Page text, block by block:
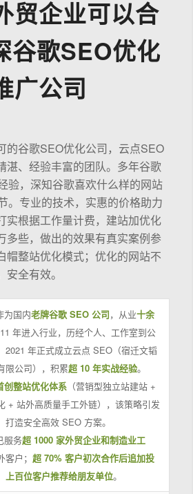
贸企业可以合
谷歌SEO优化
广公司
的谷歌SEO优化公司，云点SEO
湛、经验丰富的团队。多年谷歌
验，深知谷歌喜欢什么样的网站
。专业的技术，实惠的价格助力
实根据工作量计费，建站加优化
多些，做出的效果有真实案例参
帽整站优化模式；优化的网站不
全有效。
为国内老牌谷歌 SEO 公司，从业十余
年进入行业，历经个人、工作室到公
2021 年正式成立云点 SEO（宿迁文韬
限公司），积累超 10 年实战经验。
创整站优化体系（营销型独立站建站 +
+ 站外高质量手工外链），该策略引发
打造安全高效 SEO 方案。
服务超 1000 家外贸企业和制造业工
户； 超 70% 客户初次合作后追加投
上百位客户推荐给朋友单位。